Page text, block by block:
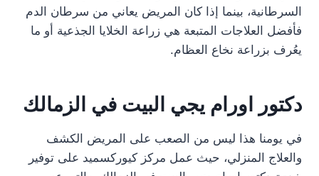
السرطانية، بينما إذا كان المريض يعاني من سرطان الدم
فأفضل العلاجات المتبعة هي زراعة الخلايا الجذعية أو ما
يعُرف بزراعة نخاع العظام.
دكتور اورام يجي البيت في الزمالك
في يومنا هذا ليس من الصعب على المريض الكشف
والعلاج المنزلي، حيث عمل مركز كيوركسميد على توفير